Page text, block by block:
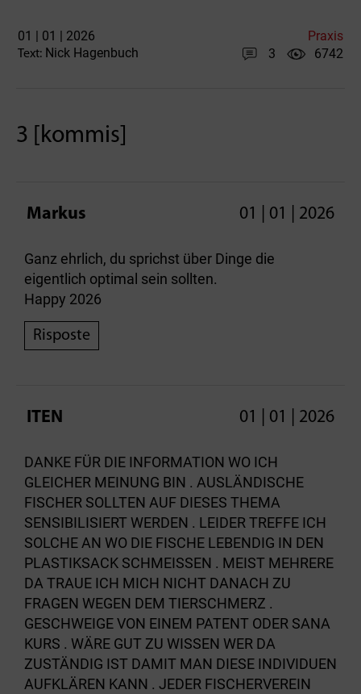
01 | 01 | 2026 Praxis
Text: Nick Hagenbuch 3 6742
3 [kommis]
Markus 01 | 01 | 2026
Ganz ehrlich, du sprichst über Dinge die
eigentlich optimal sein sollten.
Happy 2026
Risposte
ITEN 01 | 01 | 2026
DANKE FÜR DIE INFORMATION WO ICH
GLEICHER MEINUNG BIN . AUSLÄNDISCHE
FISCHER SOLLTEN AUF DIESES THEMA
SENSIBILISIERT WERDEN . LEIDER TREFFE ICH
SOLCHE AN WO DIE FISCHE LEBENDIG IN DEN
PLASTIKSACK SCHMEISSEN . MEIST MEHRERE
DA TRAUE ICH MICH NICHT DANACH ZU
FRAGEN WEGEN DEM TIERSCHMERZ .
GESCHWEIGE VON EINEM PATENT ODER SANA
KURS . WÄRE GUT ZU WISSEN WER DA
ZUSTÄNDIG IST DAMIT MAN DIESE INDIVIDUEN
AUFKLÄREN KANN . JEDER FISCHERVEREIN